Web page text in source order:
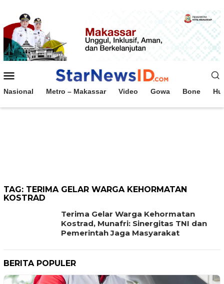
konten
Mobile
Nasional Metro – Makassar Video Gowa Bone
TAG: TERIMA GELAR WARGA KEHORMATAN
KOSTRAD
Terima Gelar Warga Kehormatan
Kostrad, Munafri: Sinergitas TNI dan
Pemerintah Jaga Masyarakat
BERITA POPULER